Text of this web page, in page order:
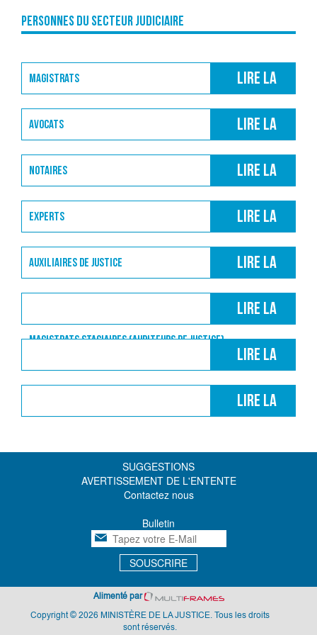
Personnes du Secteur Judiciaire
Lire la
Magistrats
Lire la
Avocats
Lire la
Notaires
Lire la
Experts
Lire la
Auxiliaires de justice
Lire la
Magistrats stagiaires (auditeurs de justice)
Lire la
Lire la
SUGGESTIONS
AVERTISSEMENT DE L'ENTENTE
Contactez nous
Bulletin
SOUSCRIRE
Alimenté par
Copyright © 2026 MINISTÈRE DE LA JUSTICE. Tous les droits
sont réservés.